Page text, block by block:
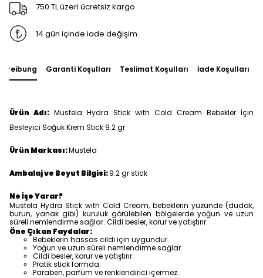
750 TL üzeri ücretsiz kargo
14 gün içinde iade değişim
Garanti Koşulları Teslimat Koşulları İade Koşulları
Ürün Adı: Mustela Hydra Stick with Cold Cream Bebekler İçin
Besleyici Soğuk Krem Stick 9.2 gr
Ürün Markası:Mustela
Ambalaj ve Boyut Bilgisi:9.2 gr stick
Ne İşe Yarar?
Mustela Hydra Stick with Cold Cream, bebeklerin yüzünde (dudak,
burun, yanak gibi) kuruluk görülebilen bölgelerde yoğun ve uzun
süreli nemlendirme sağlar. Cildi besler, korur ve yatıştırır.
Öne Çıkan Faydalar:
Bebeklerin hassas cildi için uygundur.
Yoğun ve uzun süreli nemlendirme sağlar.
Cildi besler, korur ve yatıştırır.
Pratik stick formda.
Paraben, parfüm ve renklendirici içermez.